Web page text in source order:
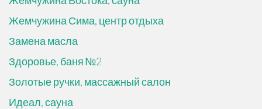
Жемчужина Сима, центр отдыха
Замена масла
Здоровье, баня №2
Золотые ручки, массажный салон
Идеал, сауна